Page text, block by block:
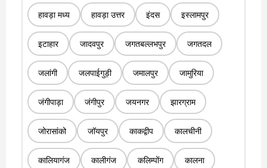
हावड़ा मध्य हावड़ा उत्तर इंदस इस्लामपुर
इटाहार जादवपुर जगतबल्लभपुर जगतदल
जलांगी जलपाईगुड़ी जमालपुर जामुरिया
जंगीपाड़ा जंगीपुर जयनगर झारग्राम
जोरासांको जॉयपुर काकद्वीप कालचीनी
कालियागंज कालीगंज कलिम्पोंग कालना